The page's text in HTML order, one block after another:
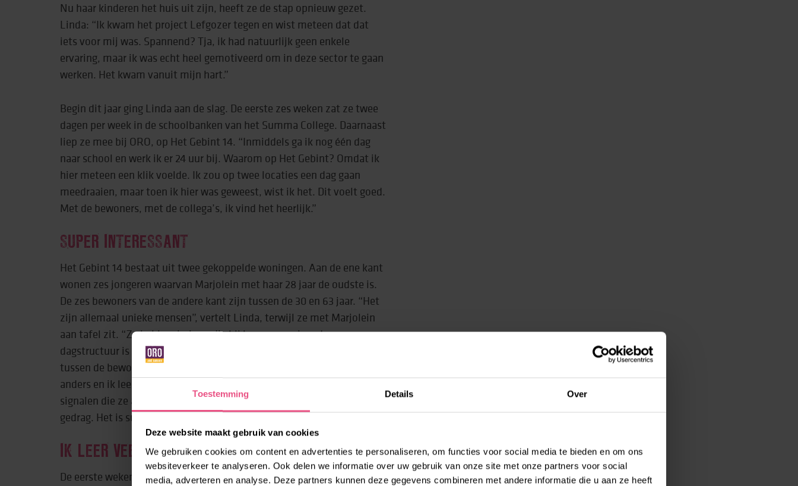
Toestemming Details Over
Deze website maakt gebruik van cookies
We gebruiken cookies om content en advertenties te personaliseren, om functies voor social media te bieden en om ons
websiteverkeer te analyseren. Ook delen we informatie over uw gebruik van onze site met onze partners voor social
media, adverteren en analyse. Deze partners kunnen deze gegevens combineren met andere informatie die u aan ze heeft
Nu haar kinderen het huis uit zijn, heeft ze de stap opnieuw gezet.
Linda: “Ik kwam het project Lefgozer tegen en wist meteen dat dat
iets voor mij was. Spannend? Tja, ik had natuurlijk geen enkele
ervaring, maar ik was echt heel gemotiveerd om in deze sector te gaan
werken. Het kwam vanuit mijn hart.”
Begin dit jaar ging Linda aan de slag. De eerste zes weken zat ze twee
dagen per week in de schoolbanken van het Summa College. Daarnaast
liep ze mee bij ORO, op Het Gebint 14. “Inmiddels ga ik nog één dag
naar school en werk ik er 24 uur bij. Waarom op Het Gebint? Omdat ik
hier meteen een klik voelde. Ik zou op twee locaties een dag gaan
meedraaien, maar toen ik hier was geweest, wist ik het. Dit voelt goed.
Met de bewoners, met de collega’s, ik vind het heerlijk.”
SUPER INTERESSANT
Het Gebint 14 bestaat uit twee gekoppelde woningen. Aan de ene kant
wonen zes jongeren waarvan Marjolein met haar 28 jaar de oudste is.
De zes bewoners van de andere kant zijn tussen de 30 en 63 jaar. “Het
zijn allemaal unieke mensen”, vertelt Linda, terwijl ze met Marjolein
aan tafel zit. “Ze hebben hulp nodig bij hun verzorging, de
dagstructuur is heel belangrijk en onze nabijheid ook. De verschillen
tussen de bewoners vind ik heel mooi. Ze communiceren allemaal
anders en ik leer ze steeds beter te ‘lezen’. Je moet goed opletten op de
signalen die ze afgeven. Door hun gezichtsuitdrukkingen, geluiden en
gedrag. Het is super interessant.”
IK LEER VEEL VAN COLLEGA’S
De eerste weken was Linda vooral bezig met het goed kijken naar en